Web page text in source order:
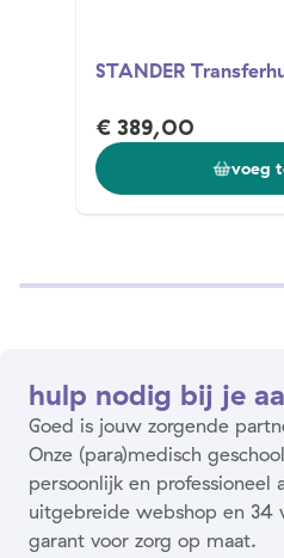
STANDER
€ 389,00
voeg
hulp nodig bij je
Goed is jouw zorgende
Onze (para)medisch
persoonlijk en professioneel
uitgebreide webshop en 34
garant voor zorg op maat.